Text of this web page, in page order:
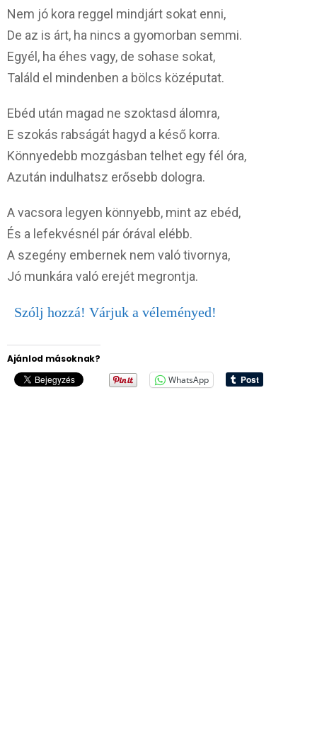
Nem jó kora reggel mindjárt sokat enni,
De az is árt, ha nincs a gyomorban semmi.
Egyél, ha éhes vagy, de sohase sokat,
Találd el mindenben a bölcs középutat.
Ebéd után magad ne szoktasd álomra,
E szokás rabságát hagyd a késő korra.
Könnyedebb mozgásban telhet egy fél óra,
Azután indulhatsz erősebb dologra.
A vacsora legyen könnyebb, mint az ebéd,
És a lefekvésnél pár órával elébb.
A szegény embernek nem való tivornya,
Jó munkára való erejét megrontja.
Szólj hozzá! Várjuk a véleményed!
Ajánlod másoknak?
WhatsApp